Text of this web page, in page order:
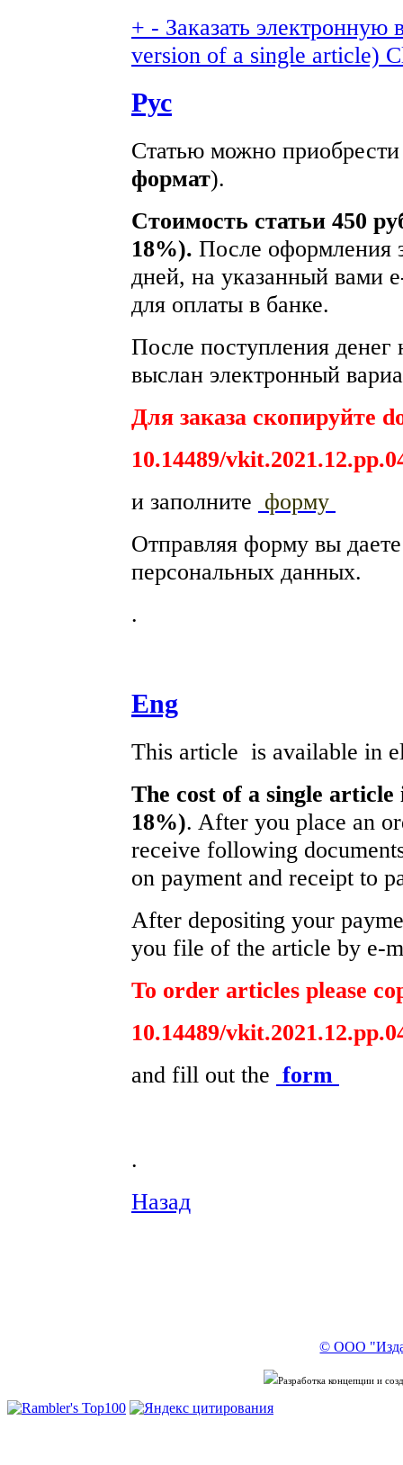
+ - Заказать электронную
version of a single article)
Рус
Статью можно
формат).
Стоимость статьи 450
18%). После оформления
дней, на указанный вами
для оплаты в банке.
После поступления денег
выслан электронный
Для заказа скопируйте
10.14489/
и заполните форму
Отправляя форму вы
персональных данных.
.
Eng
This article is available in
The cost of a single
18%). After you place an
receive following
on payment and receipt to
After depositing your
you file of the article by e-
To order articles please
10.14489/
and fill out the form
.
Назад
© ООО
Разработка концепции и